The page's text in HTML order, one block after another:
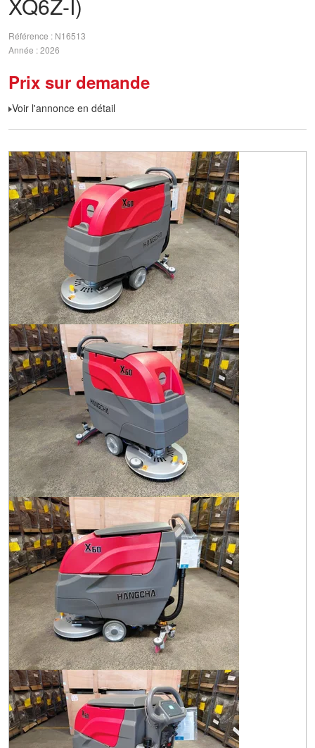
Référence
N16513
Année 2026
Prix sur demande
Voir l'annonce en détail